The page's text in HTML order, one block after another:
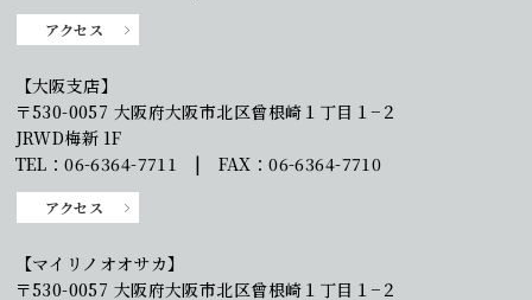
アクセス
【大阪支店】
〒530-0057 大阪府大阪市北区曾根崎１丁目１−２
JRWD梅新 1F
TEL：06-6364-7711 | FAX：06-6364-7710
アクセス
【マイリノオオサカ】
〒530-0057 大阪府大阪市北区曾根崎１丁目１−２